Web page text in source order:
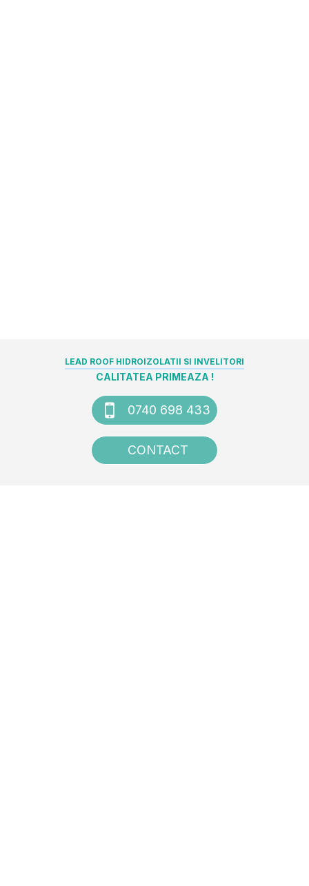
LEAD ROOF HIDROIZOLATII SI INVELITORI
CALITATEA PRIMEAZA !
0740 698 433
CONTACT